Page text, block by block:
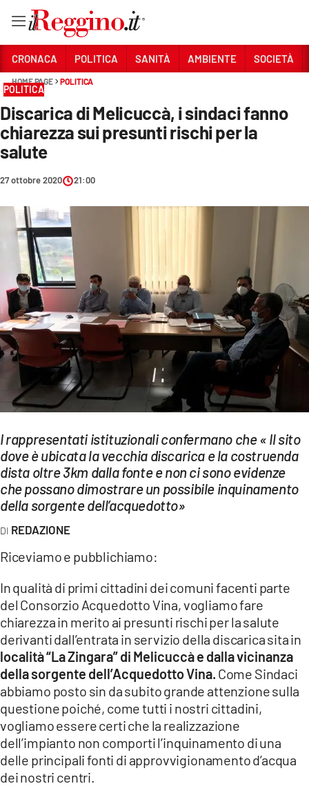
Sezioni
CRONACA
POLITICA
SANITÀ
AMBIENTE
SOCIETÀ
CULTURA
ECONOMIA E LAVORO
EVENTI
SPORT
Streaming
LAC NETWORK
LAC ONAIR
Network
LACPLAY.IT
LACTV.IT
LACONAIR.IT
LACITYMAG.IT
ILREGGINO.IT
COSENZACHANNEL.IT
ILVIBONESE.IT
CATANZAROCHANNEL.IT
CRONACA POLITICA SANITÀ AMBIENTE SOCIETÀ
HOME PAGE POLITICA
POLITICA
Discarica di Melicuccà, i sindaci fanno
chiarezza sui presunti rischi per la
salute
27 ottobre 2020 21:00
I rappresentati istituzionali confermano che « Il sito
dove è ubicata la vecchia discarica e la costruenda
dista oltre 3km dalla fonte e non ci sono evidenze
che possano dimostrare un possibile inquinamento
della sorgente dell’acquedotto»
REDAZIONE
Riceviamo e pubblichiamo:
In qualità di primi cittadini dei comuni facenti parte
del Consorzio Acquedotto Vina, vogliamo fare
chiarezza in merito ai presunti rischi per la salute
derivanti dall’entrata in servizio della discarica sita in
località “La Zingara” di Melicuccà e dalla vicinanza
della sorgente dell’Acquedotto Vina. Come Sindaci
abbiamo posto sin da subito grande attenzione sulla
questione poiché, come tutti i nostri cittadini,
vogliamo essere certi che la realizzazione
dell’impianto non comporti l’inquinamento di una
delle principali fonti di approvvigionamento d’acqua
dei nostri centri.